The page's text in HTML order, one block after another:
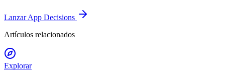
Lanzar App Decisions
Artículos relacionados
Explorar